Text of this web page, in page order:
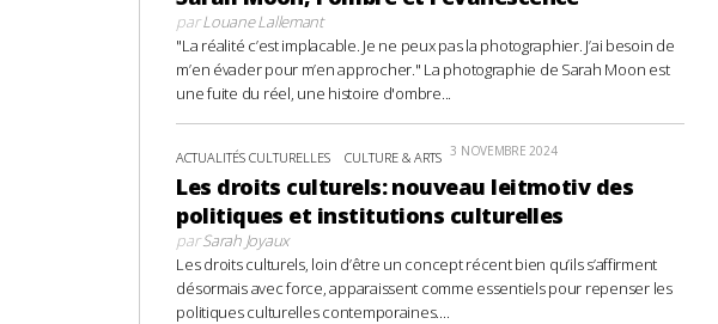
parLouane Lallemant
"La réalité c’est implacable. Je ne peux pas la photographier. J’ai besoin de
m’en évader pour m’en approcher." La photographie de Sarah Moon est
une fuite du réel, une histoire d'ombre...
ACTUALITÉS CULTURELLES CULTURE & ARTS 3 NOVEMBRE 2024
Les droits culturels: nouveau leitmotiv des
politiques et institutions culturelles
parSarah Joyaux
Les droits culturels, loin d’être un concept récent bien qu’ils s’affirment
désormais avec force, apparaissent comme essentiels pour repenser les
politiques culturelles contemporaines....